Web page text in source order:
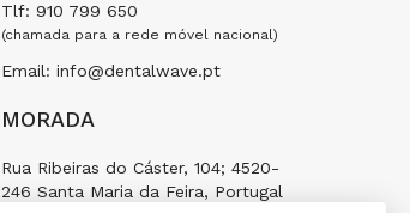
Tlf: 910 799 650
(chamada para a rede móvel nacional)
Email: info@dentalwave.pt
MORADA
Rua Ribeiras do Cáster, 104; 4520-
246 Santa Maria da Feira, Portugal